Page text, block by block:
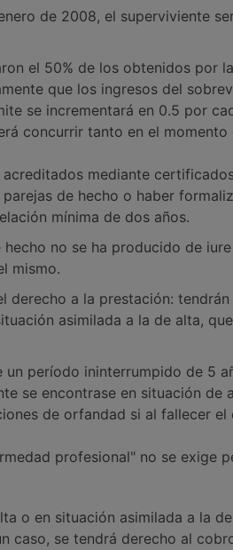
de 2008, el superviviente
el 50% de los obtenidos por
que los ingresos del
se incrementará en 0.5 por
concurrir tanto en el
mediante
de hecho o haber
mínima de dos años.
no se ha producido de
mismo.
a la prestación:
asimilada a la de alta,
período ininterrumpido de 5
se encontrase en situación de
de orfandad si al fallecer el
profesional" no se exige
o en situación asimilada a la
caso, se tendrá derecho al